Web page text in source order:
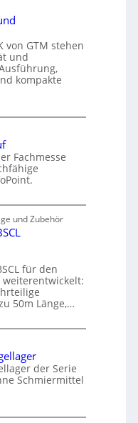
von GTM stehen
und
kompakte
Fachmesse
und Zubehör
für den
50m Länge,…
der Serie
Schmiermittel